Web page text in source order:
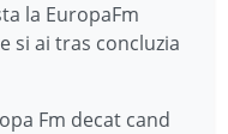
la EuropaFm
si ai tras concluzia
Fm decat cand